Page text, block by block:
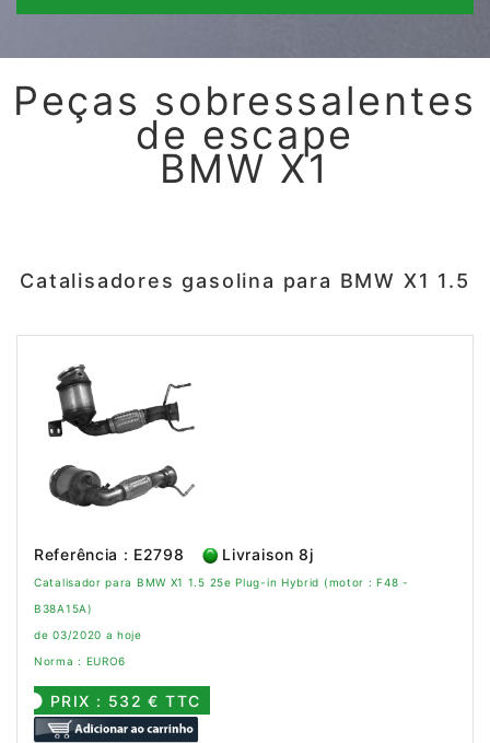
Peças sobressalentes
de escape
BMW X1
Catalisadores gasolina para BMW X1 1.5
Referência : E2798 Livraison 8j
Catalisador para BMW X1 1.5 25e Plug-in Hybrid (motor : F48 -
B38A15A)
de 03/2020 a hoje
Norma : EURO6
PRIX : 532 € TTC